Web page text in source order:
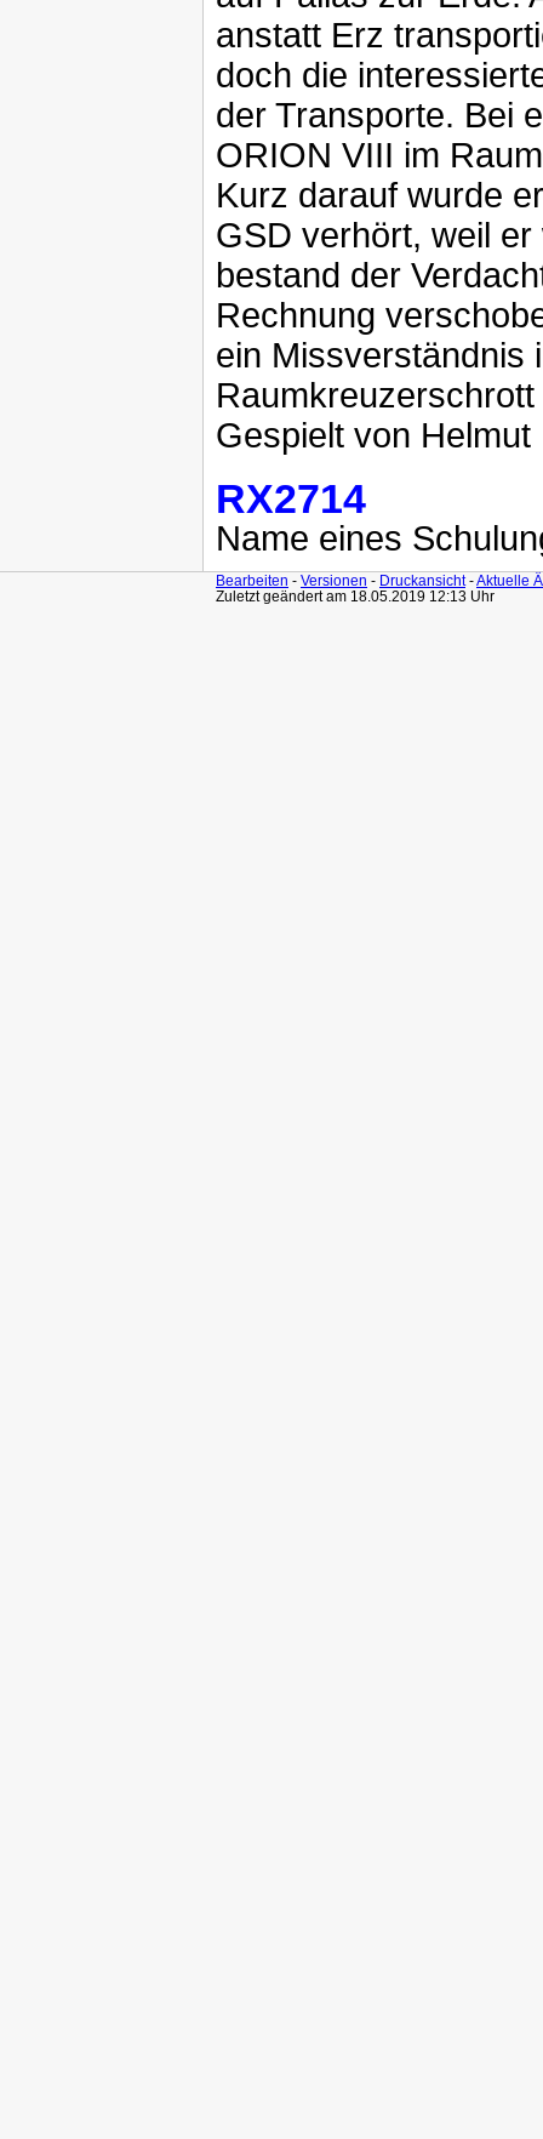
anstatt Erz
doch die
der Transporte. Bei
ORION VIII im
Kurz darauf wurde
GSD verhört, weil
bestand der
Rechnung
ein Missverständnis
Gespielt von Helmut
RX2714
Name eines
Bearbeiten - Versionen - Druckansicht-Aktuelle
Zuletzt geändert am 18.05.2019 12:13 Uhr